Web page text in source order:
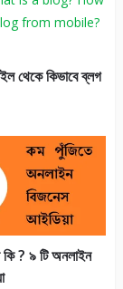
থেকে কিভাবে ব্লগ
? ৯ টি অনলাইন